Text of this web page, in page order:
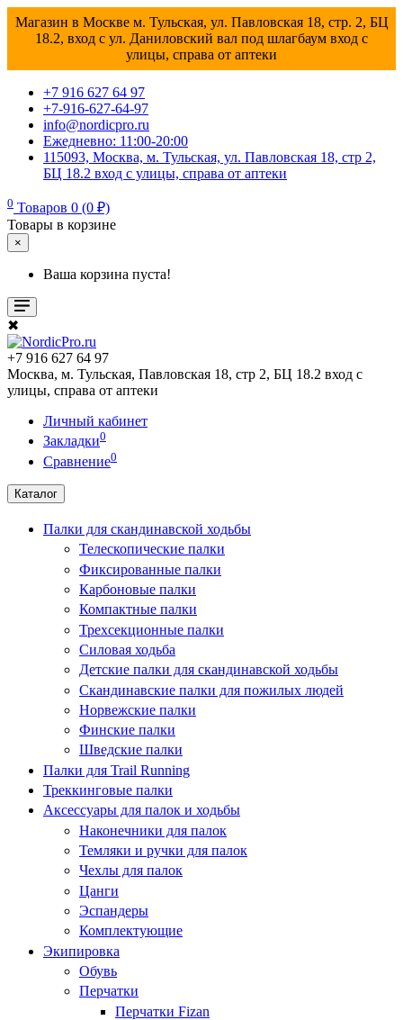
Магазин в Москве м. Тульская, ул. Павловская 18, стр. 2, БЦ
18.2, вход с ул. Даниловский вал под шлагбаум вход с
улицы, справа от аптеки
+7 916 627 64 97
+7-916-627-64-97
info@nordicpro.ru
Ежедневно: 11:00-20:00
115093, Москва, м. Тульская, ул. Павловская 18, стр 2,
БЦ 18.2 вход с улицы, справа от аптеки
0 Товаров 0 (0 ₽)
Товары в корзине
×
Ваша корзина пуста!
✖
+7 916 627 64 97
Москва, м. Тульская, Павловская 18, стр 2, БЦ 18.2 вход с
улицы, справа от аптеки
Личный кабинет
Закладки0
Сравнение0
Каталог
Палки для скандинавской ходьбы
Телескопические палки
Фиксированные палки
Карбоновые палки
Компактные палки
Трехсекционные палки
Силовая ходьба
Детские палки для скандинавской ходьбы
Скандинавские палки для пожилых людей
Норвежские палки
Финские палки
Шведские палки
Палки для Trail Running
Треккинговые палки
Аксессуары для палок и ходьбы
Наконечники для палок
Темляки и ручки для палок
Чехлы для палок
Цанги
Эспандеры
Комплектующие
Экипировка
Обувь
Перчатки
Перчатки Fizan